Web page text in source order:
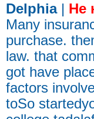
Delphia| Не
Many
purchase.
law. that
got have
factors
toSo